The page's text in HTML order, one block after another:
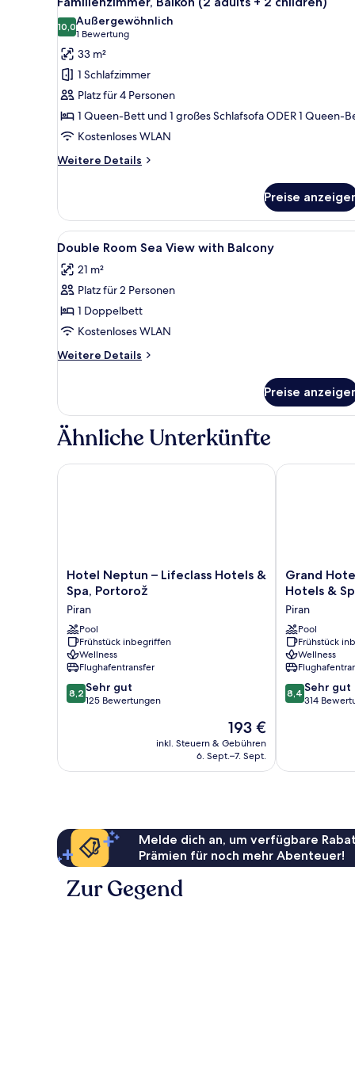
Fotos
für
Familienzimmer,
Balkon
(2
adults
+
2
children)
10,010,0 von 10
Außergewöhnlich
1 Bewertung
(1
Bewertung)
33 m²
1 Schlafzimmer
Platz für 4 Personen
1 Queen-Bett und 1 großes Schlafsofa ODER 1 Queen-
Kostenloses WLAN
Weitere Details
Weitere
Balkon
(2
adults
2
children)
Preise
Alle
Fotos
für
Double
Room
Sea
View
with
anzeigen
Hochwertige Bettwaren,
2
Double Room Sea View with Balcony
21 m²
Platz für 2 Personen
1 Doppelbett
Kostenloses WLAN
Weitere Details
Weitere
Room
Sea
View
Balcony
Preise
Ähnliche Unterkünfte
Hotel
Neptun
Lifeclass
Hotels
&
Spa,
Portorož
Piran
Hotel Neptun – Lifeclass Hotels &
Spa, Portorož
Piran
Pool
Frühstück inbegriffen
Wellness
Flughafentransfer
8.2
von
Bewertungen
8,2 Sehr gut
125 Bewertungen
Der
Preis
beträgt
193 €
inkl. Steuern & Gebühren
6. Sept.–7. Sept.
Hotel Neptun – Lifeclass Hotels & Spa, Portorož
Grand
Hotel
–
Lifeclass
Hotels
&
Spa,
Portorož
Piran
Grand
Hotels &
Piran
Pool
Frühstück
Wellness
8.4
von
Bewertungen
8,4 Sehr gut
314
Grand Hotel
Melde dich an, um verfügbare
Prämien für noch mehr Abenteuer!
Zur Gegend